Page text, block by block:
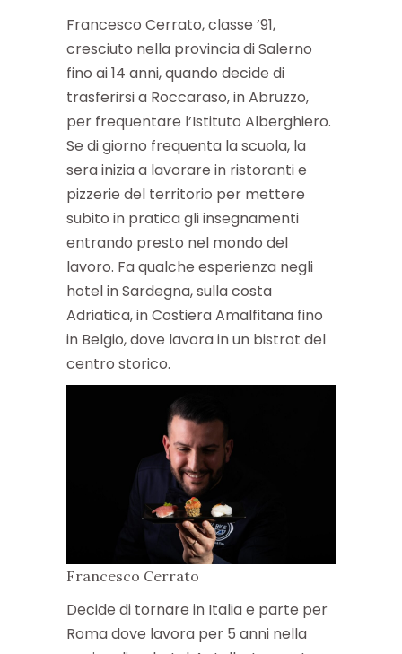
Francesco Cerrato, classe ’91,
cresciuto nella provincia di Salerno
fino ai 14 anni, quando decide di
trasferirsi a Roccaraso, in Abruzzo,
per frequentare l’Istituto Alberghiero.
Se di giorno frequenta la scuola, la
sera inizia a lavorare in ristoranti e
pizzerie del territorio per mettere
subito in pratica gli insegnamenti
entrando presto nel mondo del
lavoro. Fa qualche esperienza negli
hotel in Sardegna, sulla costa
Adriatica, in Costiera Amalfitana fino
in Belgio, dove lavora in un bistrot del
centro storico.
Francesco Cerrato
Decide di tornare in Italia e parte per
Roma dove lavora per 5 anni nella